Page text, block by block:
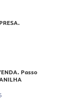
Passo